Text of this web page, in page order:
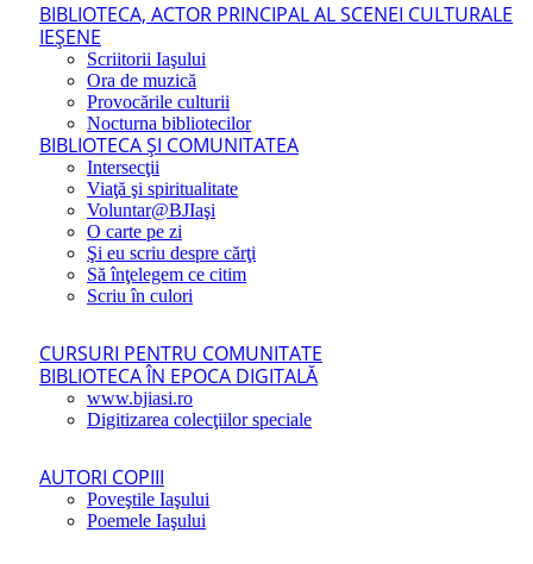
BIBLIOTECA, ACTOR PRINCIPAL AL SCENEI CULTURALE
IEŞENE
Scriitorii Iaşului
Ora de muzică
Provocările culturii
Nocturna bibliotecilor
BIBLIOTECA ŞI COMUNITATEA
Intersecţii
Viaţă şi spiritualitate
Voluntar@BJIaşi
O carte pe zi
Şi eu scriu despre cărţi
Să înţelegem ce citim
Scriu în culori
CURSURI PENTRU COMUNITATE
BIBLIOTECA ÎN EPOCA DIGITALĂ
www.bjiasi.ro
Digitizarea colecţiilor speciale
AUTORI COPIII
Poveştile Iaşului
Poemele Iaşului